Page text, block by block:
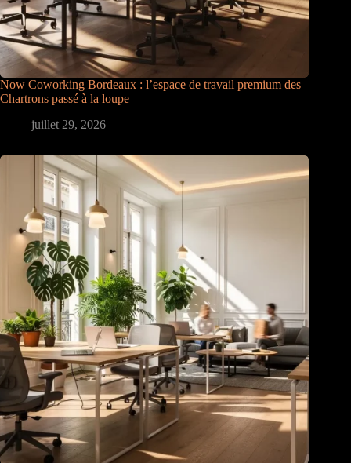
Now Coworking Bordeaux : l’espace de travail premium des
Chartrons passé à la loupe
juillet 29, 2026